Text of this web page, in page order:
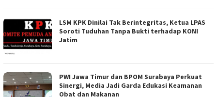
LSM KPK Dinilai Tak Berintegritas, Ketua LPAS
Soroti Tuduhan Tanpa Bukti terhadap KONI
Jatim
PWI Jawa Timur dan BPOM Surabaya Perkuat
Sinergi, Media Jadi Garda Edukasi Keamanan
Obat dan Makanan